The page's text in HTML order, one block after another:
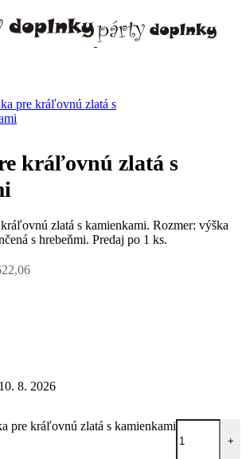
Oslava pre dievča
kráľovnú zlatá s
zlatá s kamienkami. Rozmer: výška
s hrebeňmi. Predaj po 1 ks.
8. 2026
pre kráľovnú zlatá s kamienkami
+